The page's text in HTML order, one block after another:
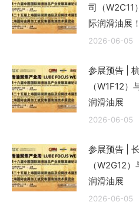
司（W2C11
际润滑油展！
2026-06-05
参展预告 |
（W1F12
润滑油展
2026-06-05
参展预告 |
（W2G12
润滑油展
2026-06-05